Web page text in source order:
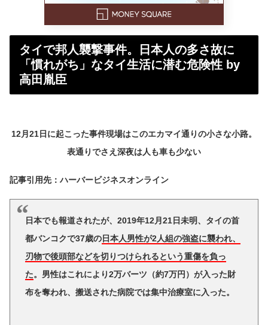
タイで邦人襲撃事件。日本人の多さ故に
「慣れがち」なタイ生活に潜む危険性 by
高田胤臣
12月21日に起こった事件現場はこのエカマイ通りの小さな小路。
表通りでさえ深夜は人も車も少ない
記事引用先：ハーバービジネスオンライン
日本でも報道されたが、2019年12月21日未明、タイの首
都バンコクで37歳の日本人男性が2人組の強盗に襲われ、
刃物で後頭部などを切りつけられるという重傷を負っ
た。男性はこれにより2万バーツ（約7万円）が入った財
布を奪われ、搬送された病院では集中治療室に入った。